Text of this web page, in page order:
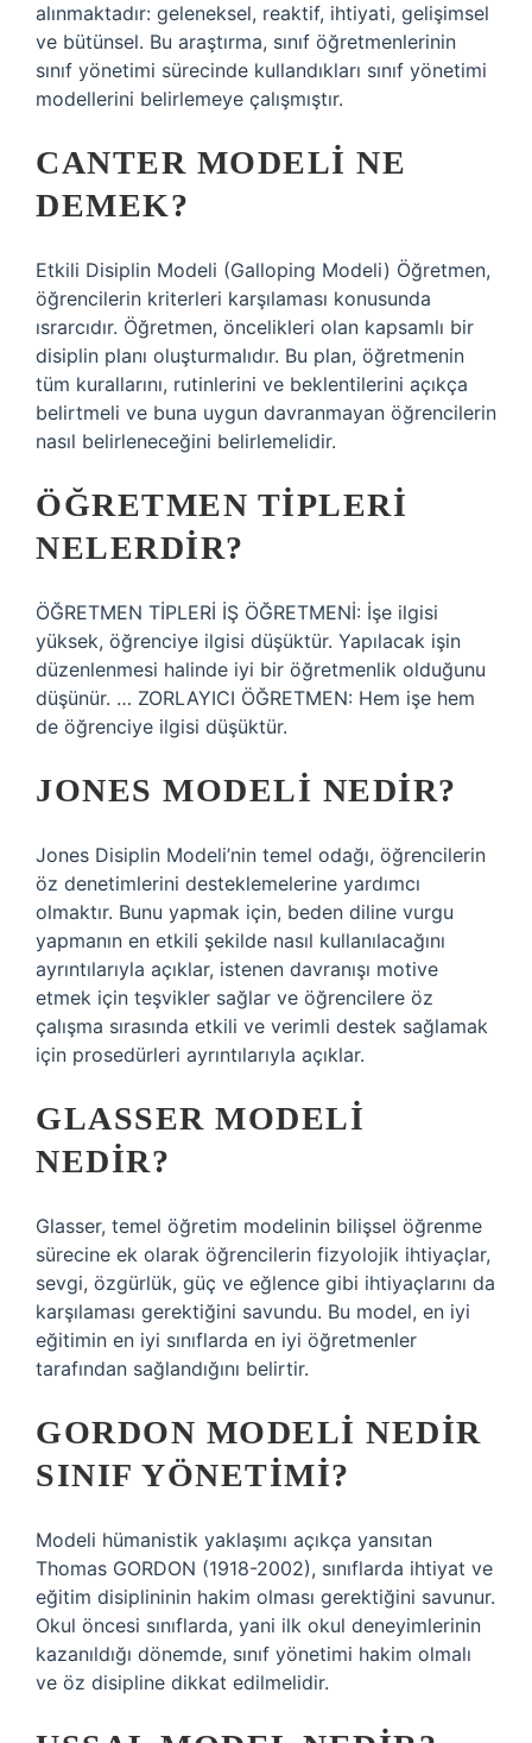
alınmaktadır: geleneksel, reaktif, ihtiyati, gelişimsel
ve bütünsel. Bu araştırma, sınıf öğretmenlerinin
sınıf yönetimi sürecinde kullandıkları sınıf yönetimi
modellerini belirlemeye çalışmıştır.
CANTER MODELI NE
DEMEK?
Etkili Disiplin Modeli (Galloping Modeli) Öğretmen,
öğrencilerin kriterleri karşılaması konusunda
ısrarcıdır. Öğretmen, öncelikleri olan kapsamlı bir
disiplin planı oluşturmalıdır. Bu plan, öğretmenin
tüm kurallarını, rutinlerini ve beklentilerini açıkça
belirtmeli ve buna uygun davranmayan öğrencilerin
nasıl belirleneceğini belirlemelidir.
ÖĞRETMEN TIPLERI
NELERDIR?
ÖĞRETMEN TİPLERİ İŞ ÖĞRETMENİ: İşe ilgisi
yüksek, öğrenciye ilgisi düşüktür. Yapılacak işin
düzenlenmesi halinde iyi bir öğretmenlik olduğunu
düşünür. … ZORLAYICI ÖĞRETMEN: Hem işe hem
de öğrenciye ilgisi düşüktür.
JONES MODELI NEDIR?
Jones Disiplin Modeli’nin temel odağı, öğrencilerin
öz denetimlerini desteklemelerine yardımcı
olmaktır. Bunu yapmak için, beden diline vurgu
yapmanın en etkili şekilde nasıl kullanılacağını
ayrıntılarıyla açıklar, istenen davranışı motive
etmek için teşvikler sağlar ve öğrencilere öz
çalışma sırasında etkili ve verimli destek sağlamak
için prosedürleri ayrıntılarıyla açıklar.
GLASSER MODELI
NEDIR?
Glasser, temel öğretim modelinin bilişsel öğrenme
sürecine ek olarak öğrencilerin fizyolojik ihtiyaçlar,
sevgi, özgürlük, güç ve eğlence gibi ihtiyaçlarını da
karşılaması gerektiğini savundu. Bu model, en iyi
eğitimin en iyi sınıflarda en iyi öğretmenler
tarafından sağlandığını belirtir.
GORDON MODELI NEDIR
SINIF YÖNETIMI?
Modeli hümanistik yaklaşımı açıkça yansıtan
Thomas GORDON (1918-2002), sınıflarda ihtiyat ve
eğitim disiplininin hakim olması gerektiğini savunur.
Okul öncesi sınıflarda, yani ilk okul deneyimlerinin
kazanıldığı dönemde, sınıf yönetimi hakim olmalı
ve öz disipline dikkat edilmelidir.